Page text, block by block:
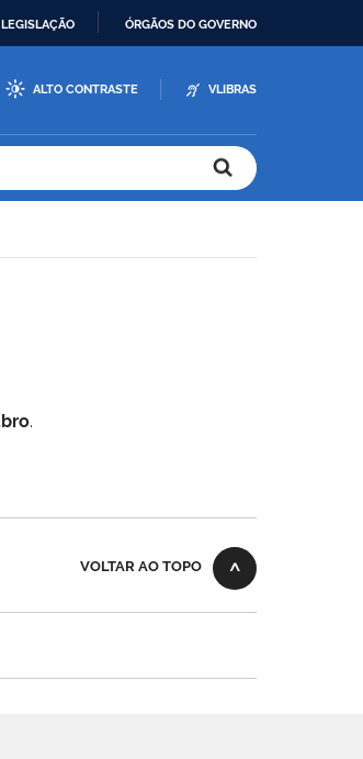
LEGISLAÇÃO ÓRGÃOS DO GOVERNO
ALTO CONTRASTE VLIBRAS
.
VOLTAR AO TOPO